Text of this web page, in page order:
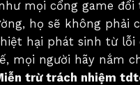
mọi cổng game đổi
họ sẽ không phải
hại phát sinh từ lỗi
mọi người hãy nắm
trừ trách nhiệm